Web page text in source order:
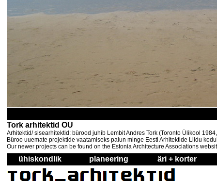
Tork arhitektid OÜ
Arhitektid/ sisearhitektid: bürood juhib Lembit Andres Tork (Toronto Ülikool
Büroo uuemate projektide vaatamiseks palun minge Eesti Arhitektide Liidu
Our newer projects can be found on the Estonia Architecture Associations
ühiskondlik planeering äri + korter